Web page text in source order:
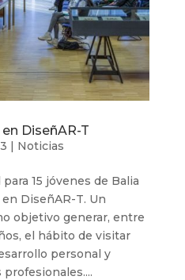
DiseñAR-T
Noticias
15 jóvenes de Balia
DiseñAR-T. Un
objetivo generar, entre
el hábito de visitar
personal y